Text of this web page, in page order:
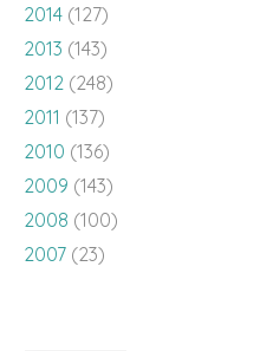
2014 (127)
2013 (143)
2012 (248)
2011 (137)
2010 (136)
2009 (143)
2008 (100)
2007 (23)